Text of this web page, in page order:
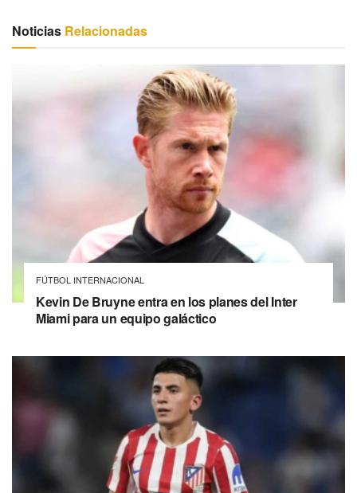
Noticias Relacionadas
FÚTBOL INTERNACIONAL
Kevin De Bruyne entra en los planes del Inter
Miami para un equipo galáctico